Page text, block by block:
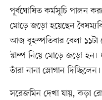
পূর্বঘোষিত কর্মসূচি পালন
মোড়ে জড়ো হয়েছেন
আজ বৃহস্পতিবার বেলা ১১টা
স্টাম্প নিয়ে মোড়ে জড়ো
তাঁরা নানা স্লোগান দিচ্ছিলেন।
সরেজমিন দেখা যায়, কড়া